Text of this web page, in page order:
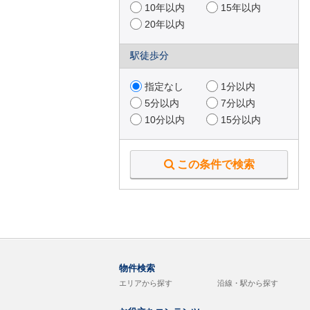
10年以内
15年以内
20年以内
駅徒歩分
指定なし
1分以内
5分以内
7分以内
10分以内
15分以内
この条件で検索
物件検索
エリアから探す 沿線・駅から探す